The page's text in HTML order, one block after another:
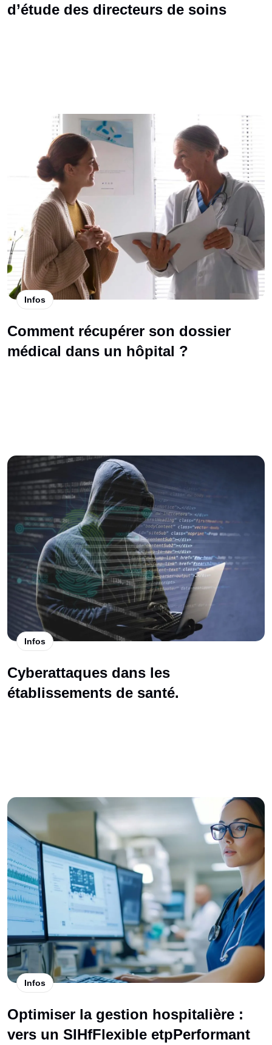
d’étude des directeurs de soins
Infos
Comment récupérer son dossier
médical dans un hôpital ?
Infos
Cyberattaques dans les
établissements de santé.
Infos
Optimiser la gestion hospitalière :
vers un SIHfFlexible etpPerformant